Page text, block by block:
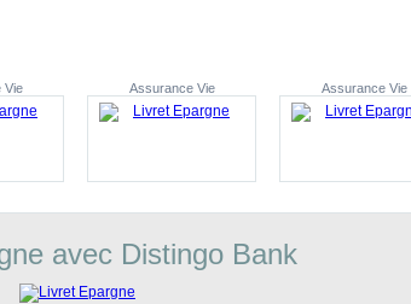
Vie Assurance Vie Assurance Vie
avec Distingo Bank